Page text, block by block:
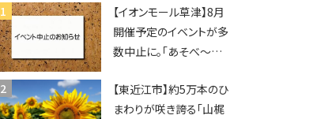
【イオンモール草津】8月
開催予定のイベントが多
数中止に。「あそべ〜る
ショーなど
【東近江市】約5万本のひ
まわりが咲き誇る「山梶